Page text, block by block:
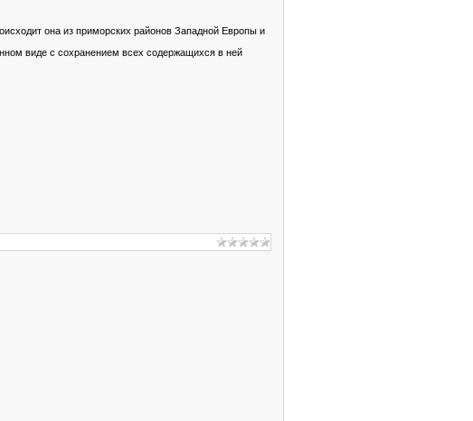
она из приморских районов Западной Европы и
виде с сохранением всех содержащихся в ней